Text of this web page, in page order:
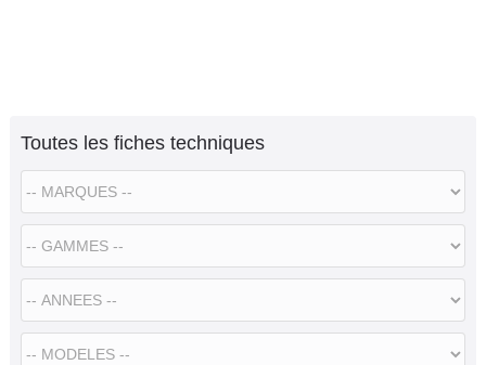
Toutes les fiches techniques